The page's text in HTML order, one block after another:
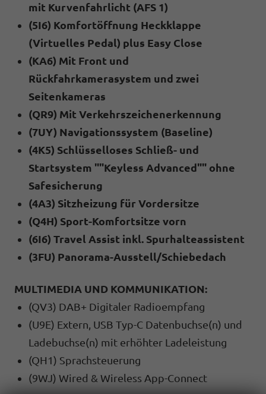
mit Kurvenfahrlicht (AFS 1)
(5I6) Komfortöffnung Heckklappe
(Virtuelles Pedal) plus Easy Close
(KA6) Mit Front und
Rückfahrkamerasystem und zwei
Seitenkameras
(QR9) Mit Verkehrszeichenerkennung
(7UY) Navigationssystem (Baseline)
(4K5) Schlüsselloses Schließ- und
Startsystem ""Keyless Advanced"" ohne
Safesicherung
(4A3) Sitzheizung für Vordersitze
(Q4H) Sport-Komfortsitze vorn
(6I6) Travel Assist inkl. Spurhalteassistent
(3FU) Panorama-Ausstell/Schiebedach
MULTIMEDIA UND KOMMUNIKATION:
(QV3) DAB+ Digitaler Radioempfang
(U9E) Extern, USB Typ-C Datenbuchse(n) und
Ladebuchse(n) mit erhöhter Ladeleistung
(QH1) Sprachsteuerung
(9WJ) Wired & Wireless App-Connect